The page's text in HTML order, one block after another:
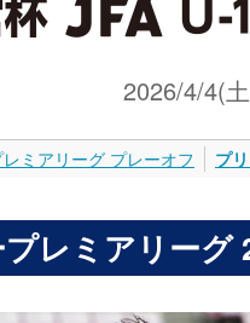
レミアリーグ
2026/4/4(
レミアリーグ プレーオフ プ